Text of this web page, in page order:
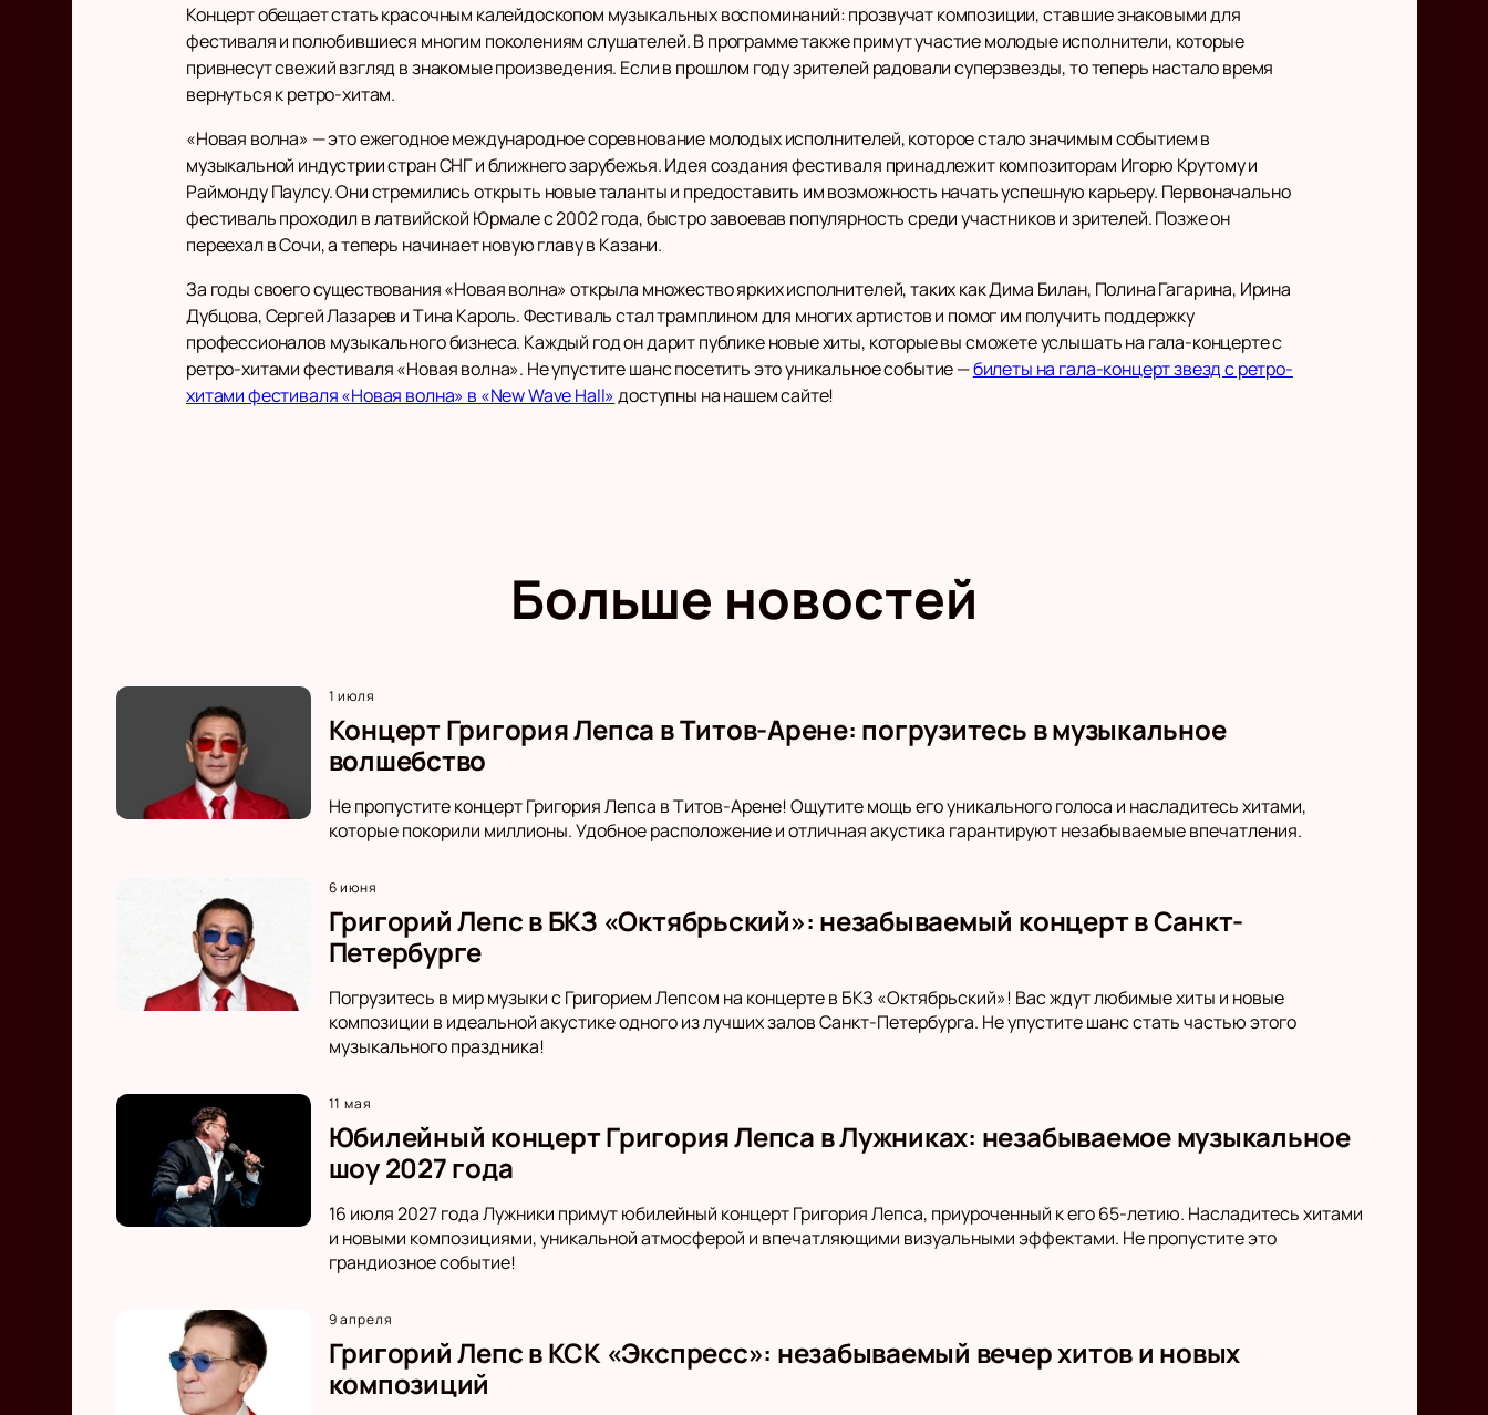
Концерт обещает стать красочным калейдоскопом музыкальных воспоминаний: прозвучат композиции, ставшие знаковыми для
фестиваля и полюбившиеся многим поколениям слушателей. В программе также примут участие молодые исполнители, которые
привнесут свежий взгляд в знакомые произведения. Если в прошлом году зрителей радовали суперзвезды, то теперь настало время
вернуться к ретро-хитам.
«Новая волна» — это ежегодное международное соревнование молодых исполнителей, которое стало значимым событием в
музыкальной индустрии стран СНГ и ближнего зарубежья. Идея создания фестиваля принадлежит композиторам Игорю Крутому и
Раймонду Паулсу. Они стремились открыть новые таланты и предоставить им возможность начать успешную карьеру. Первоначально
фестиваль проходил в латвийской Юрмале с 2002 года, быстро завоевав популярность среди участников и зрителей. Позже он
переехал в Сочи, а теперь начинает новую главу в Казани.
За годы своего существования «Новая волна» открыла множество ярких исполнителей, таких как Дима Билан, Полина Гагарина, Ирина
Дубцова, Сергей Лазарев и Тина Кароль. Фестиваль стал трамплином для многих артистов и помог им получить поддержку
профессионалов музыкального бизнеса. Каждый год он дарит публике новые хиты, которые вы сможете услышать на гала-концерте с
ретро-хитами фестиваля «Новая волна». Не упустите шанс посетить это уникальное событие —билеты на гала-концерт звезд с ретро-
хитами фестиваля «Новая волна» в «New Wave Hall»доступны на нашем сайте!
Больше новостей
1 июля
Концерт Григория Лепса в Титов-Арене: погрузитесь в музыкальное
волшебство
Не пропустите концерт Григория Лепса в Титов-Арене! Ощутите мощь его уникального голоса и насладитесь хитами,
которые покорили миллионы. Удобное расположение и отличная акустика гарантируют незабываемые впечатления.
6 июня
Григорий Лепс в БКЗ «Октябрьский»: незабываемый концерт в Санкт-
Петербурге
Погрузитесь в мир музыки с Григорием Лепсом на концерте в БКЗ «Октябрьский»! Вас ждут любимые хиты и новые
композиции в идеальной акустике одного из лучших залов Санкт-Петербурга. Не упустите шанс стать частью этого
музыкального праздника!
11 мая
Юбилейный концерт Григория Лепса в Лужниках: незабываемое музыкальное
шоу 2027 года
16 июля 2027 года Лужники примут юбилейный концерт Григория Лепса, приуроченный к его 65-летию. Насладитесь хитами
и новыми композициями, уникальной атмосферой и впечатляющими визуальными эффектами. Не пропустите это
грандиозное событие!
9 апреля
Григорий Лепс в КСК «Экспресс»: незабываемый вечер хитов и новых
композиций